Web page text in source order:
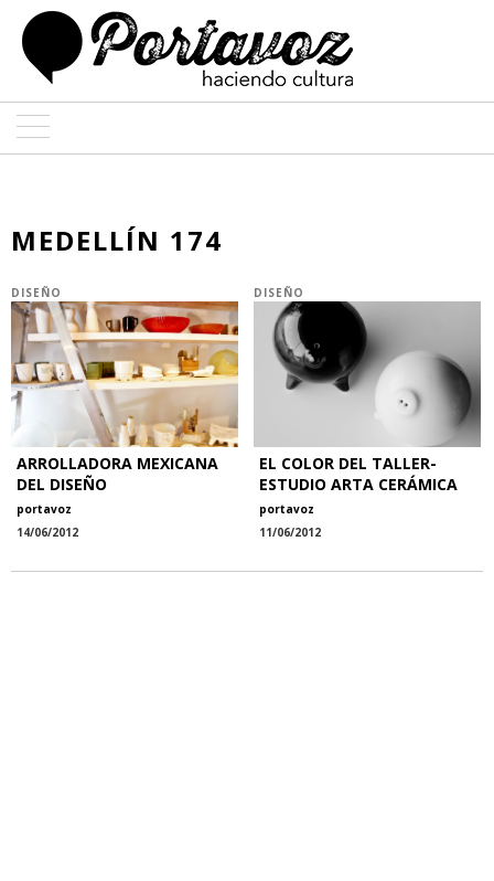
ARQUITECTURA
ENTREVISTAS
COLABORADORES
MEDELLÍN 174
DISEÑO
ARROLLADORA MEXICANA
DEL DISEÑO
portavoz
14/06/2012
DISEÑO
EL COLOR DEL TALLER-
ESTUDIO ARTA CERÁMICA
portavoz
11/06/2012